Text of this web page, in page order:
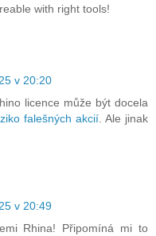
with right tools!
v 20:20
licence může být docela
falešných akcií. Ale jinak
v 20:49
Rhina! Připomíná mi to